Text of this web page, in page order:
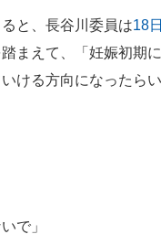
と、長谷川委員は18
まえて、「妊娠初期
ける方向になったら
で」